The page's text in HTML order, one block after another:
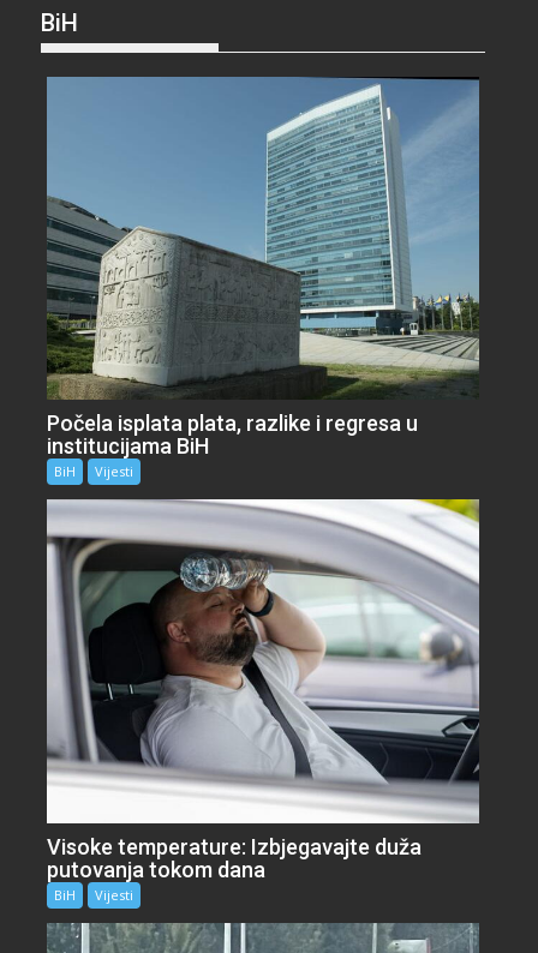
BiH
Počela isplata plata, razlike i regresa u
institucijama BiH
BiH Vijesti
Visoke temperature: Izbjegavajte duža
putovanja tokom dana
BiH Vijesti